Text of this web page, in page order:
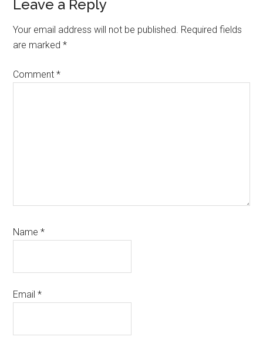
Reader
Interactions
Leave a Reply
Your email address will not be published. Required fields
are marked*
Comment*
Name*
Email*